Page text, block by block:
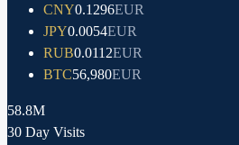
CNY0.1296EUR
JPY0.0054EUR
RUB0.0112EUR
BTC56,980EUR
58.8M
30 Day Visits